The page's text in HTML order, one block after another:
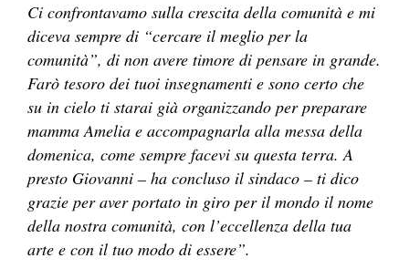
Ci confrontavamo sulla crescita della comunità e mi
diceva sempre di “cercare il meglio per la
comunità”, di non avere timore di pensare in grande.
Farò tesoro dei tuoi insegnamenti e sono certo che
su in cielo ti starai già organizzando per preparare
mamma Amelia e accompagnarla alla messa della
domenica, come sempre facevi su questa terra. A
presto Giovanni – ha concluso il sindaco – ti dico
grazie per aver portato in giro per il mondo il nome
della nostra comunità, con l’eccellenza della tua
arte e con il tuo modo di essere”.